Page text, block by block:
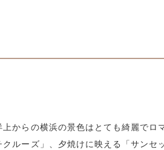
からの横浜の景色はとても綺麗でロ
ルーズ」、夕焼けに映える「サンセ